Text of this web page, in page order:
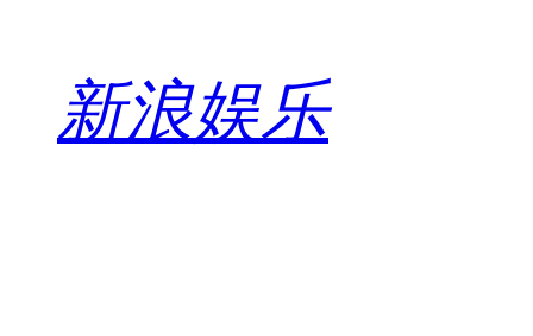
新浪娱乐